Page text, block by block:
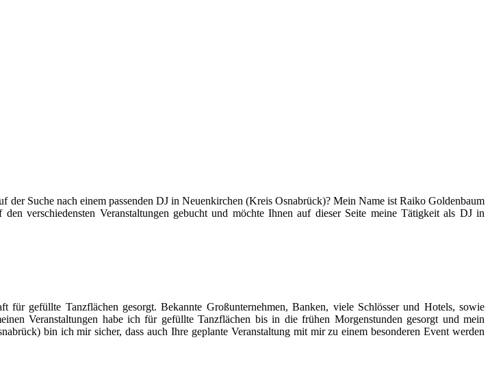
der Suche nach einem passenden DJ in Neuenkirchen (Kreis Osnabrück)? Mein Name ist Raiko Goldenbaum
verschiedensten Veranstaltungen gebucht und möchte Ihnen auf dieser Seite meine Tätigkeit als DJ in
gefüllte Tanzflächen gesorgt. Bekannte Großunternehmen, Banken, viele Schlösser und Hotels, sowie
Veranstaltungen habe ich für gefüllte Tanzflächen bis in die frühen Morgenstunden gesorgt und mein
bin ich mir sicher, dass auch Ihre geplante Veranstaltung mit mir zu einem besonderen Event werden